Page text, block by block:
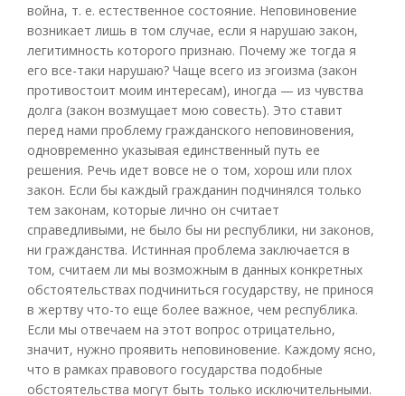
война, т. е. естественное состояние. Неповиновение
возникает лишь в том случае, если я нарушаю закон,
легитимность которого признаю. Почему же тогда я
его все-таки нарушаю? Чаще всего из эгоизма (закон
противостоит моим интересам), иногда — из чувства
долга (закон возмущает мою совесть). Это ставит
перед нами проблему гражданского неповиновения,
одновременно указывая единственный путь ее
решения. Речь идет вовсе не о том, хорош или плох
закон. Если бы каждый гражданин подчинялся только
тем законам, которые лично он считает
справедливыми, не было бы ни республики, ни законов,
ни гражданства. Истинная проблема заключается в
том, считаем ли мы возможным в данных конкретных
обстоятельствах подчиниться государству, не принося
в жертву что-то еще более важное, чем республика.
Если мы отвечаем на этот вопрос отрицательно,
значит, нужно проявить неповиновение. Каждому ясно,
что в рамках правового государства подобные
обстоятельства могут быть только исключительными.